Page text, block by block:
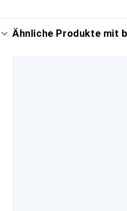
Ähnliche Produkte mit